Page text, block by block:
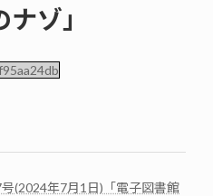
ゾ」
(2024年7月1日)「電子図書館